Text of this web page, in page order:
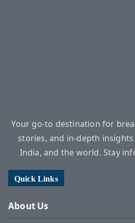
Your go-to destination for
stories, and in-depth
India, and the world. Stay
Quick Links
About Us